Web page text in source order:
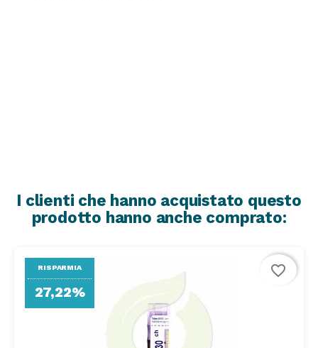
I clienti che hanno acquistato questo
prodotto hanno anche comprato:
RISPARMIA
27,22%
favorite_border